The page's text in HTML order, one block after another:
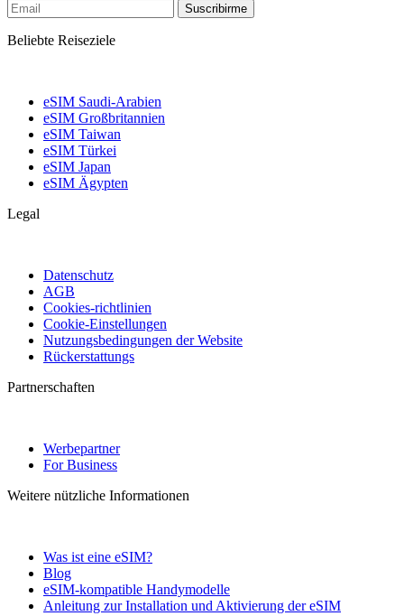
Suscribirme
Beliebte Reiseziele
eSIM Saudi-Arabien
eSIM Großbritannien
eSIM Taiwan
eSIM Türkei
eSIM Japan
eSIM Ägypten
Legal
Datenschutz
AGB
Cookies-richtlinien
Cookie-Einstellungen
Nutzungsbedingungen der Website
Rückerstattungs
Partnerschaften
Werbepartner
For Business
Weitere nützliche Informationen
Was ist eine eSIM?
Blog
eSIM-kompatible Handymodelle
Anleitung zur Installation und Aktivierung der eSIM